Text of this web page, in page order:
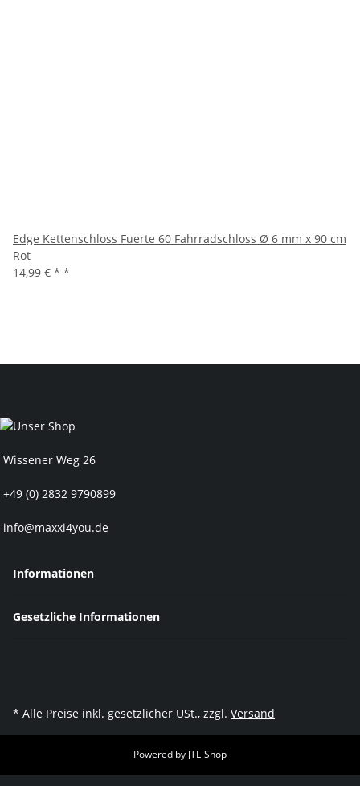
Edge Kettenschloss Fuerte 60 Fahrradschloss Ø 6 mm x 90 cm
Rot
14,99 € * *
Wissener Weg 26
+49 (0) 2832 9790899
info@maxxi4you.de
Informationen
Gesetzliche Informationen
* Alle Preise inkl. gesetzlicher USt., zzgl. Versand
Powered by JTL-Shop